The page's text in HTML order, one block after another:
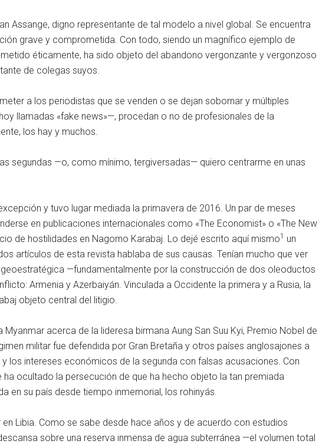
Assange, digno representante de tal modelo a nivel global. Se encuentra
grave y comprometida. Con todo, siendo un magnífico ejemplo de
éticamente, ha sido objeto del abandono vergonzante y vergonzoso
de colegas suyos.
a los periodistas que se venden o se dejan sobornar y múltiples
llamadas «fake news»—, procedan o no de profesionales de la
los hay y muchos.
segundas —o, como mínimo, tergiversadas— quiero centrarme en unas
y tuvo lugar mediada la primavera de 2016. Un par de meses
en publicaciones internacionales como «The Economist» o «The New
de hostilidades en Nagorno Karabaj. Lo dejé escrito aquí mismo1
un
artículos de esta revista hablaba de sus causas. Tenían mucho que ver
—fundamentalmente por la construcción de dos oleoductos
Armenia y Azerbaiyán. Vinculada a Occidente la primera y a Rusia, la
objeto central del litigio.
acerca de la lideresa birmana Aung San Suu Kyi, Premio Nobel de
militar fue defendida por Gran Bretaña y otros países anglosajones a
los intereses económicos de la segunda con falsas acusaciones. Con
ha ocultado la persecución de que ha hecho objeto la tan premiada
en su país desde tiempo inmemorial, los rohinyás.
Libia. Como se sabe desde hace años y de acuerdo con estudios
sobre una reserva inmensa de agua subterránea —el volumen total